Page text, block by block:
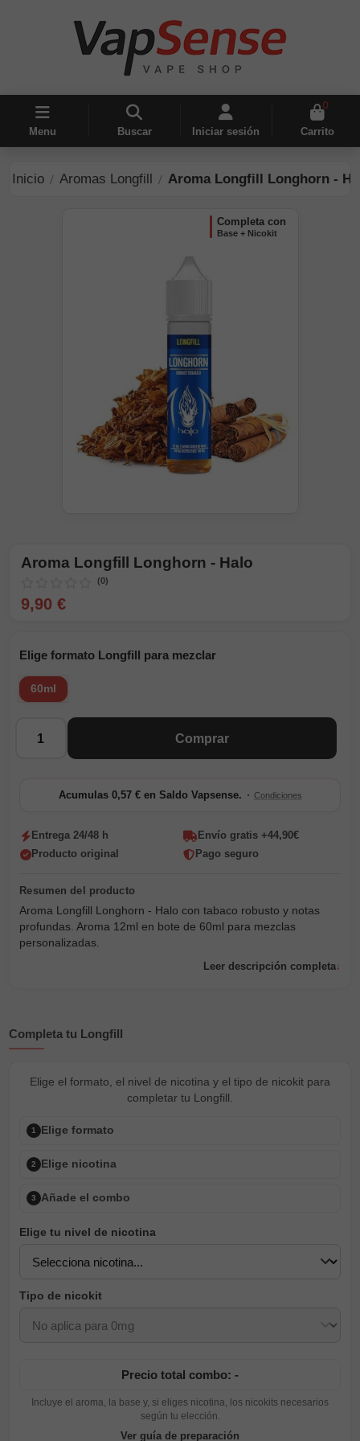
Menu Buscar Iniciar sesión
0
Carrito
Inicio Aromas Longfill Aroma Longfill Longhorn -
completa con
Base + Nicokit
Aroma Longfill Longhorn - Halo
(0)
9,90 €
Elige formato Longfill para mezclar
60ml
Comprar
Acumulas 0,57 € en Saldo Vapsense. · Condiciones
Entrega 24/48 h
Envío gratis +44,90€
Producto original
Pago seguro
Aroma Longfill Longhorn - Halo con tabaco robusto y notas
profundas. Aroma 12ml en bote de 60ml para mezclas
personalizadas.
Leer descripción completa
Completa tu Longfill
Elige el formato, el nivel de nicotina y el tipo de nicokit para
completar tu Longfill.
1 Elige formato
2 Elige nicotina
3 Añade el combo
Elige tu nivel de nicotina
Tipo de nicokit
Precio total combo: -
Incluye el aroma, la base y, si eliges nicotina, los nicokits necesarios
según tu elección.
Ver guía de preparación